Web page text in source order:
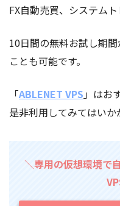
FX自動売買、システム
10日間の無料お試し期
ことも可能です。
「ABLENET VPS」はお
是非利用してみてはい
＼専用の仮想環境で